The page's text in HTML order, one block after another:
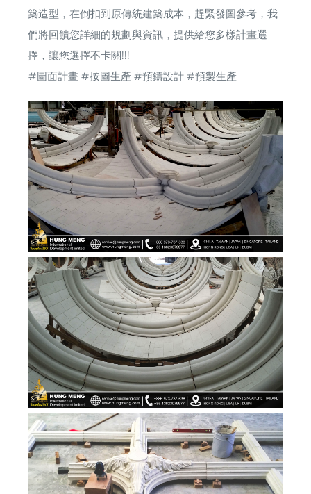
築造型，在倒扣到原傳統建築成本，趕緊發圖參考，我
們將回饋您詳細的規劃與資訊，提供給您多樣計畫選
擇，讓您選擇不卡關!!!
#圖面計畫#按圖生產 #預鑄設計#預製生產
含日本